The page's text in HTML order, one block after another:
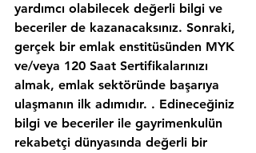
yardımcı olabilecek değerli bilgi ve
beceriler de kazanacaksınız. Sonraki,
gerçek bir emlak enstitüsünden MYK
ve/veya 120 Saat Sertifikalarınızı
almak, emlak sektöründe başarıya
ulaşmanın ilk adımıdır. . Edineceğiniz
bilgi ve beceriler ile gayrimenkulün
rekabetçi dünyasında değerli bir